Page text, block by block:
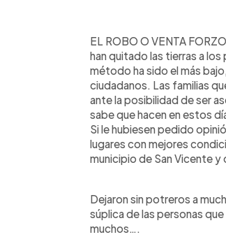
► Escuchar
EL ROBO O VENTA
han quitado las tierras a
método ha sido el más
ciudadanos. Las familias
ante la posibilidad de ser
sabe que hacen en estos
Si le hubiesen pedido
lugares con mejores
municipio de San Vicente
Dejaron sin potreros a
súplica de las personas
muchos….